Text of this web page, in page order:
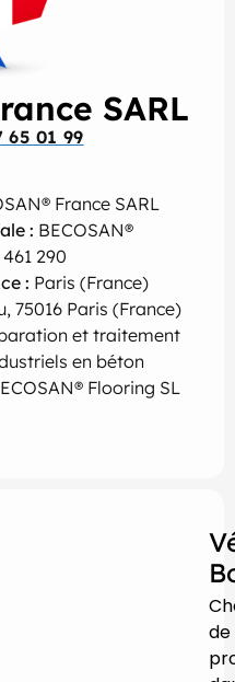
SARL
65 01 99
France SARL
: BECOSAN®
290
: Paris (France)
75016 Paris (France)
et traitement
en béton
Flooring SL
de